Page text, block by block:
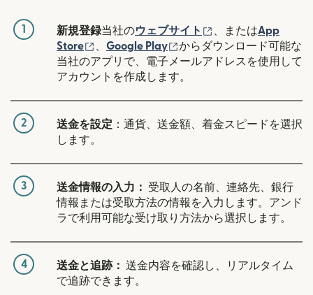
1 新規登録当社のウェブサイト （別ウィンドウで
、またはApp
Store
（別ウィンドウで開きます）
Google Play （別ウィンドウで開きま
からダウンロード可能な
当社のアプリで、電子メールアドレスを使用して
アカウントを作成します。
2 送金を設定 ：通貨、送金額、着金スピードを選択
します。
3 送金情報の入力：
受取人の名前、連絡先、銀行
情報または受取方法の情報を入力します。アンド
ラで利用可能な受け取り方法から選択します。
4 送金と追跡： 送金内容を確認し、リアルタイム
で追跡できます。